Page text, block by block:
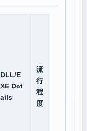
DLL/E
XE Det
ails
流
行
程
度